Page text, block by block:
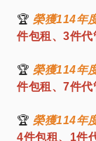
🏆 榮獲114年
件包租、3件代
🏆 榮獲114年
件包租、7件代
🏆 榮獲114年
4件包租、1件